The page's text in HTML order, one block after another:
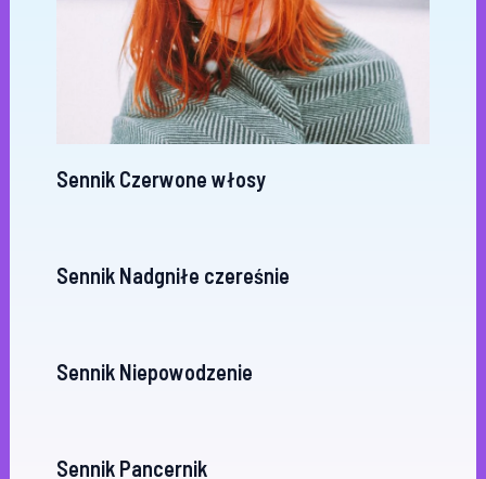
Sennik Czerwone włosy
Sennik Nadgniłe czereśnie
Sennik Niepowodzenie
Sennik Pancernik